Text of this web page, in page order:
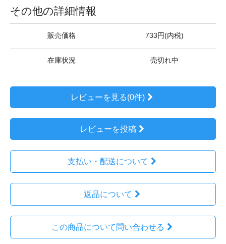
その他の詳細情報
販売価格 733円(内税)
在庫状況 売切れ中
レビューを見る(0件)
レビューを投稿
支払い・配送について
返品について
この商品について問い合わせる